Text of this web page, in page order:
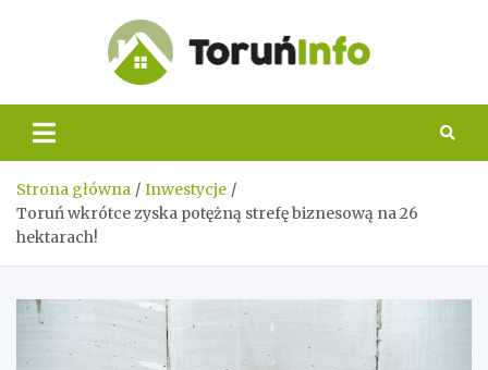
Info
Strona główna
Inwestycje
Toruń wkrótce zyska potężną strefę biznesową na 26
hektarach!